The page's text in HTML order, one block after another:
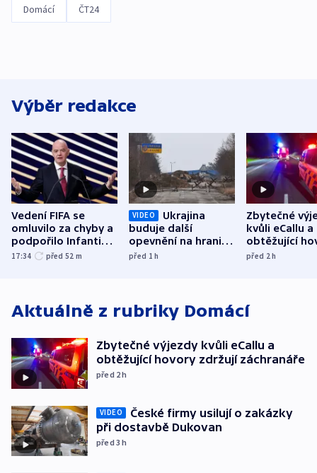
Domácí ČT24
Výběr redakce
Vedení FIFA se
omluvilo za chyby a
podpořilo Infantina.
UEFA trvá na
17:34 před 52 m
VIDEO
Ukrajina
buduje další
opevnění na hranici
s Běloruskem
před 1h
Zbytečné
kvůli eCallu a
obtěžující
zdržují
před 2h
Aktuálně z rubriky Domácí
Zbytečné výjezdy kvůli eCallu a
obtěžující hovory zdržují záchranáře
před 2h
VIDEO
České firmy usilují o zakázky
při dostavbě Dukovan
před 3h